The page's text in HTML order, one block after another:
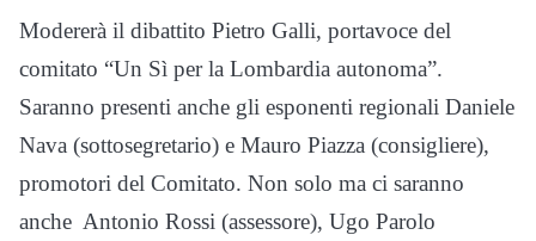
Modererà il dibattito Pietro Galli, portavoce del
comitato “Un Sì per la Lombardia autonoma”.
Saranno presenti anche gli esponenti regionali Daniele
Nava (sottosegretario) e Mauro Piazza (consigliere),
promotori del Comitato. Non solo ma ci saranno
anche Antonio Rossi (assessore), Ugo Parolo